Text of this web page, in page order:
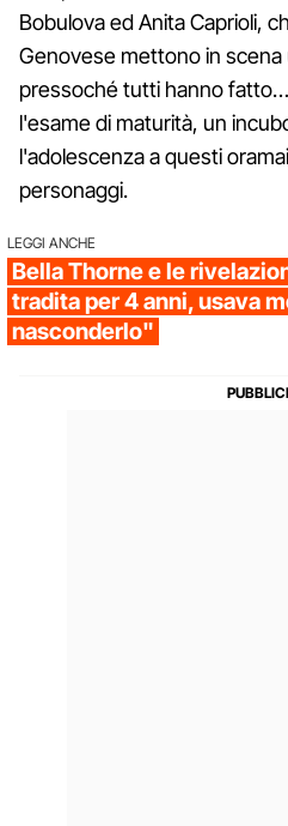
Bobulova ed Anita Caprioli,
Genovese mettono in scena
pressoché tutti hanno
l'esame di maturità, un
l'adolescenza a questi
personaggi.
LEGGI ANCHE
Bella Thorne e le
tradita per 4 anni, usava
nasconderlo"